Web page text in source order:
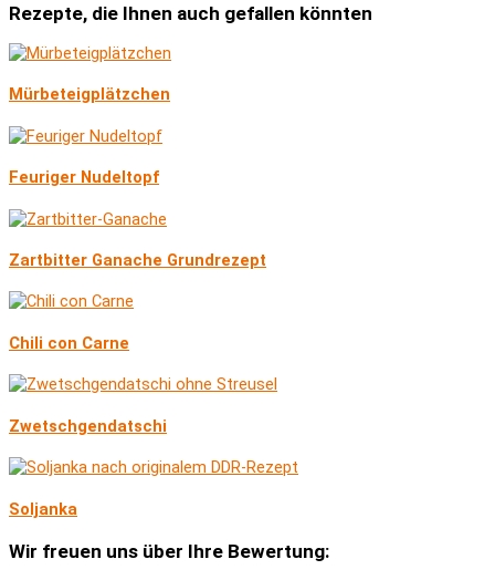
Rezepte, die Ihnen auch gefallen könnten
Mürbeteigplätzchen
Feuriger Nudeltopf
Zartbitter Ganache Grundrezept
Chili con Carne
Zwetschgendatschi
Soljanka
Wir freuen uns über Ihre Bewertung: